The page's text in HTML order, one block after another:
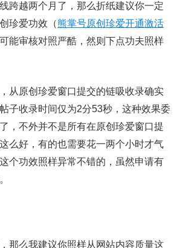
跨越两个月了，那么折纸建议你一定
珍爱功效（熊掌号原创珍爱开通激活
能审核对照严酷，然则下点功夫照样
从原创珍爱窗口提交的链吸收录确实
子收录时间仅为2分53秒，这种效果委
，不外并不是所有在原创珍爱窗口提
么好，有的也需要花一两个小时才气
个功效照样异常不错的，虽然申请有
那么我建议你照样从网站内容质量这